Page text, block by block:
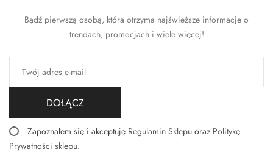
Bądź pierwszą osobą, która otrzyma najświeższe informacje o
trendach, promocjach i wiele więcej!
DOŁĄCZ
Zapoznałem się i akceptuję Regulamin Sklepu oraz Politykę
Prywatności sklepu.